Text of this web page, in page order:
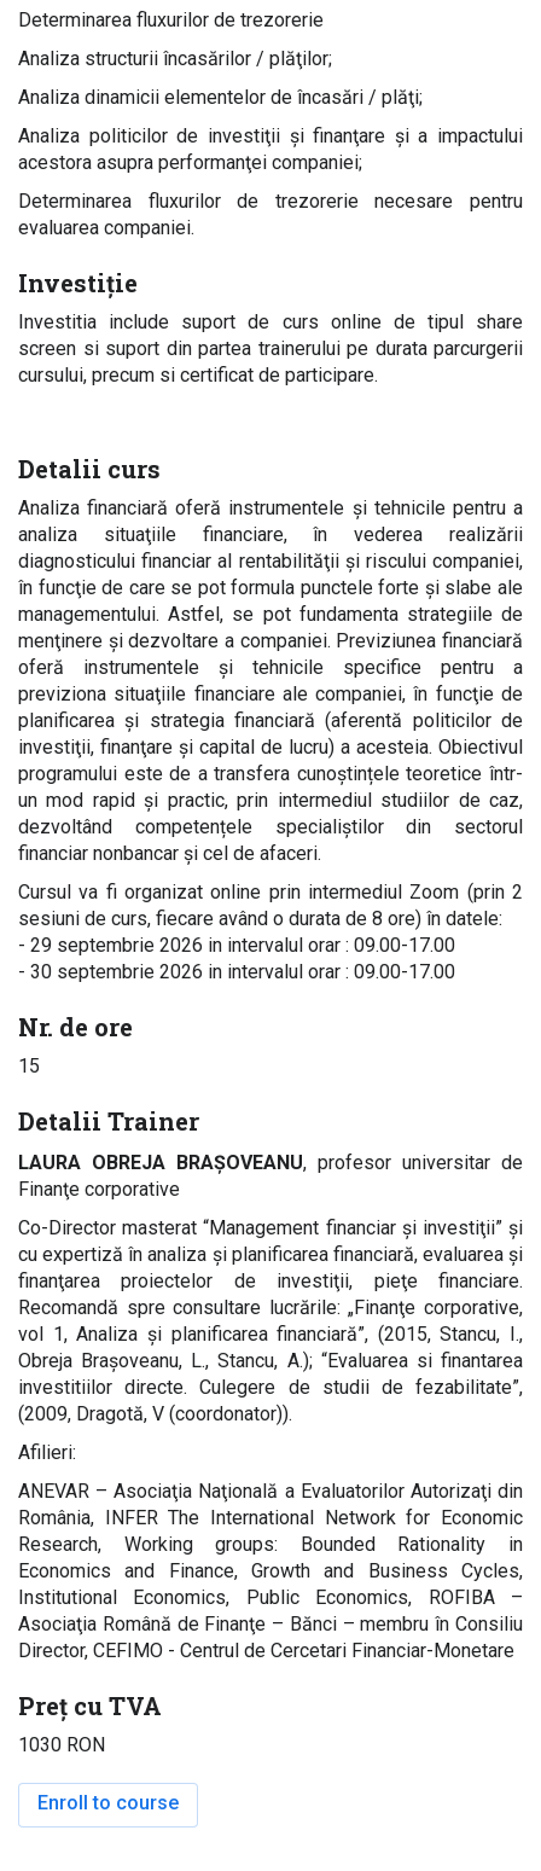
Determinarea fluxurilor de trezorerie
Analiza structurii încasărilor / plăţilor;
Analiza dinamicii elementelor de încasări / plăţi;
Analiza politicilor de investiţii şi finanţare şi a impactului
acestora asupra performanţei companiei;
Determinarea fluxurilor de trezorerie necesare pentru
evaluarea companiei.
Investiție
Investitia include suport de curs online de tipul share
screen si suport din partea trainerului pe durata parcurgerii
cursului, precum si certificat de participare.
Detalii curs
Analiza financiară oferă instrumentele şi tehnicile pentru a
analiza situaţiile financiare, în vederea realizării
diagnosticului financiar al rentabilităţii şi riscului companiei,
în funcţie de care se pot formula punctele forte şi slabe ale
managementului. Astfel, se pot fundamenta strategiile de
menţinere şi dezvoltare a companiei. Previziunea financiară
oferă instrumentele şi tehnicile specifice pentru a
previziona situaţiile financiare ale companiei, în funcţie de
planificarea şi strategia financiară (aferentă politicilor de
investiţii, finanţare şi capital de lucru) a acesteia. Obiectivul
programului este de a transfera cunoștințele teoretice într-
un mod rapid și practic, prin intermediul studiilor de caz,
dezvoltând competențele specialiștilor din sectorul
financiar nonbancar și cel de afaceri.
Cursul va fi organizat online prin intermediul Zoom (prin 2
sesiuni de curs, fiecare având o durata de 8 ore) în datele:
- 29 septembrie 2026 in intervalul orar : 09.00-17.00
- 30 septembrie 2026 in intervalul orar : 09.00-17.00
Nr. de ore
15
Detalii Trainer
LAURA OBREJA BRAŞOVEANU, profesor universitar de
Finanţe corporative
Co-Director masterat “Management financiar şi investiţii” şi
cu expertiză în analiza şi planificarea financiară, evaluarea şi
finanţarea proiectelor de investiţii, pieţe financiare.
Recomandă spre consultare lucrările: „Finanţe corporative,
vol 1, Analiza și planificarea financiară”, (2015, Stancu, I.,
Obreja Braşoveanu, L., Stancu, A.); “Evaluarea si finantarea
investitiilor directe. Culegere de studii de fezabilitate”,
(2009, Dragotă, V (coordonator)).
Afilieri:
ANEVAR – Asociaţia Naţională a Evaluatorilor Autorizaţi din
România, INFER The International Network for Economic
Research, Working groups: Bounded Rationality in
Economics and Finance, Growth and Business Cycles,
Institutional Economics, Public Economics, ROFIBA –
Asociaţia Română de Finanţe – Bănci – membru în Consiliu
Director, CEFIMO - Centrul de Cercetari Financiar-Monetare
Preț cu TVA
1030 RON
Enroll to course